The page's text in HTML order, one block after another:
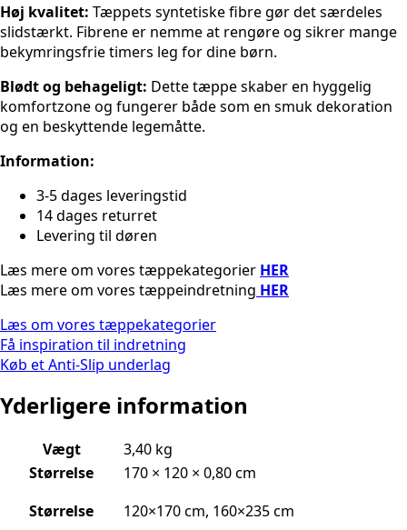
Høj kvalitet: Tæppets syntetiske fibre gør det særdeles
slidstærkt. Fibrene er nemme at rengøre og sikrer mange
bekymringsfrie timers leg for dine børn.
Blødt og behageligt: Dette tæppe skaber en hyggelig
komfortzone og fungerer både som en smuk dekoration
og en beskyttende legemåtte.
Information:
3-5 dages leveringstid
14 dages returret
Levering til døren
Læs mere om vores tæppekategorier HER
Læs mere om vores tæppeindretning HER
Læs om vores tæppekategorier
Få inspiration til indretning
Køb et Anti-Slip underlag
Yderligere information
Vægt
3,40 kg
Størrelse
170 × 120 × 0,80 cm
Størrelse
120×170 cm, 160×235 cm